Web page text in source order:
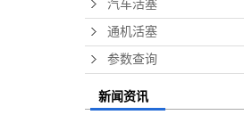
汽车活塞
通机活塞
参数查询
新闻资讯